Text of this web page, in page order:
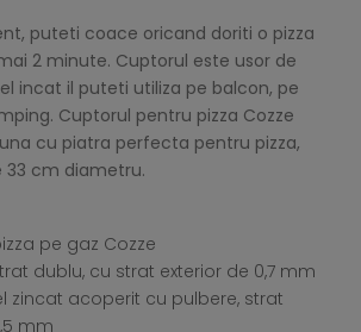
puteti coace oricand doriti o pizza
2 minute. Cuptorul este usor de
incat il puteti utiliza pe balcon, pe
Cuptorul pentru pizza Cozze
cu piatra perfecta pentru pizza,
33 cm diametru.
pe gaz Cozze
dublu, cu strat exterior de 0,7 mm
zincat acoperit cu pulbere, strat
mm